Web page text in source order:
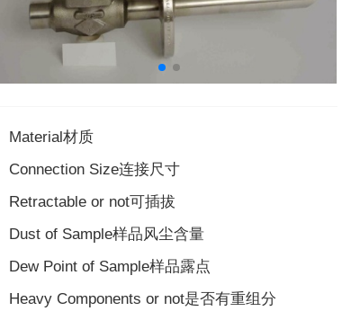
Material材质
Connection Size连接尺寸
Retractable or not可插拔
Dust of Sample样品风尘含量
Dew Point of Sample样品露点
Heavy Components or not是否有重组分